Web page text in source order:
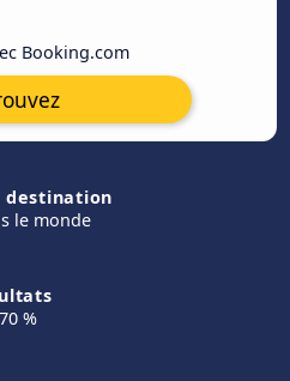
Booking.com
destination
le monde
%